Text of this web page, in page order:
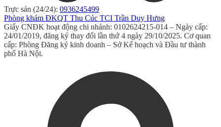
Trực sản (24/24): 0936245499
Phòng khám ĐKQT Thu Cúc TCI Trần Duy Hưng
Giấy CNĐK hoạt động chi nhánh: 0102624215-014 – Ngày cấp:
24/01/2019, đăng ký thay đổi lần thứ 4 ngày 29/10/2025. Cơ quan
cấp: Phòng Đăng ký kinh doanh – Sở Kế hoạch và Đầu tư thành
phố Hà Nội.